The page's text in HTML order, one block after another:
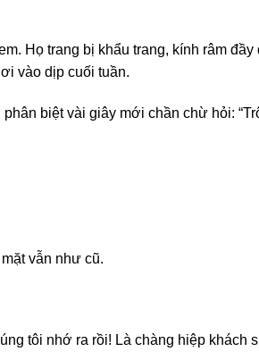
Họ trang bị khẩu trang, kính râm đầy
vào dịp cuối tuần.
biệt vài giây mới chần chừ hỏi:
vẫn như cũ.
tôi nhớ ra rồi! Là chàng hiệp khách